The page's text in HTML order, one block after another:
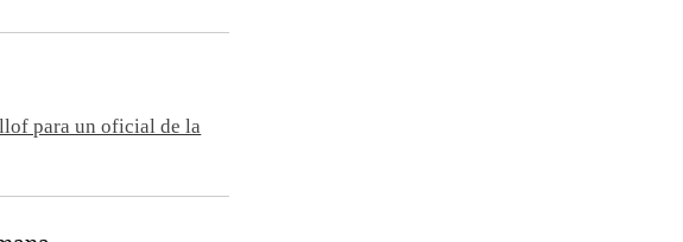
para un oficial de la